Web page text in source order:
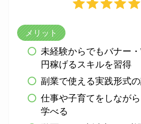
メリット
未経験からでもバナー
円稼げるスキルを習得
副業で使える実践形式
仕事や子育てをしなが
学べる